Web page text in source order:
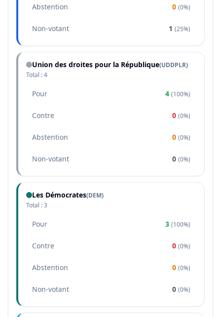
Abstention 0 (0%)
Non-votant 1 (25%)
Union des droites pour la République(UDDPLR)
Total :4
Pour 4 (100%)
Contre 0 (0%)
Abstention 0 (0%)
Non-votant 0 (0%)
Les Démocrates(DEM)
Total :3
Pour 3 (100%)
Contre 0 (0%)
Abstention 0 (0%)
Non-votant 0 (0%)